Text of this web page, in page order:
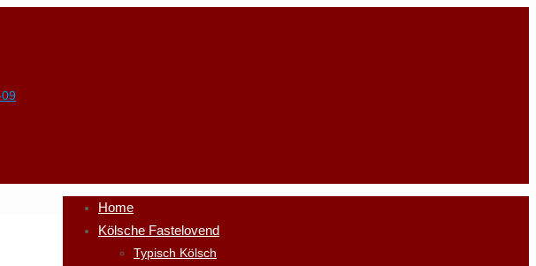
Home
Kölsche Fastelovend
Typisch Kölsch